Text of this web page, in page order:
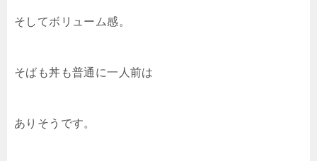
そしてボリューム感。
そばも丼も普通に一人前は
ありそうです。